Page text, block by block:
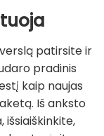
patirsite ir
pradinis
kaip naujas
Iš anksto
išsiaiškinkite,